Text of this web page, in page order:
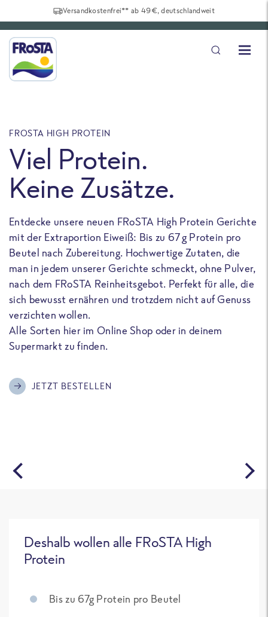
Versandkostenfrei** ab 49€, deutschlandweit
FROSTA HIGH PROTEIN
Viel Protein.
Keine Zusätze.
Entdecke unsere neuen FRoSTA High Protein Gerichte
mit der Extraportion Eiweiß: Bis zu 67 g Protein pro
Beutel nach Zubereitung. Hochwertige Zutaten, die
man in jedem unserer Gerichte schmeckt, ohne Pulver,
nach dem FRoSTA Reinheitsgebot. Perfekt für alle, die
sich bewusst ernähren und trotzdem nicht auf Genuss
verzichten wollen.
Alle Sorten hier im Online Shop oder in deinem
Supermarkt zu finden.
JETZT BESTELLEN
Deshalb wollen alle FRoSTA High
Protein
Bis zu 67g Protein pro Beutel